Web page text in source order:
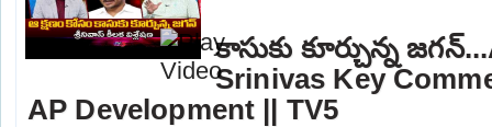
కాసుకు కూర్చున్న
Srinivas Key
AP Development || TV5